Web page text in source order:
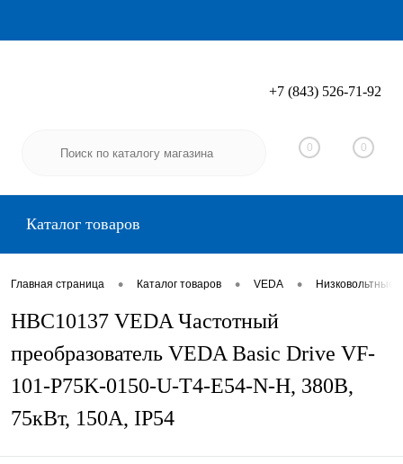
Вход Регистрация
+7 (843) 526-71-92
0 0
Каталог товаров
Главная страница • Каталог товаров • VEDA •
HBC10137 VEDA Частотный
преобразователь VEDA Basic Drive VF-
101-P75K-0150-U-T4-E54-N-H, 380В,
75кВт, 150А, IP54